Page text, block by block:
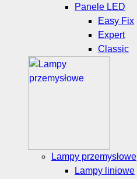
Panele LED
Easy Fix
Expert
Classic
Lampy przemysłowe
Lampy liniowe